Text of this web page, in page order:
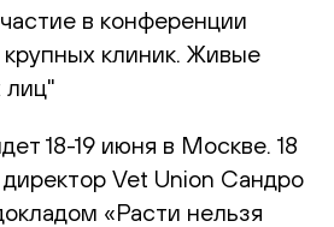
в конференции
клиник. Живые
лиц"
18-19 июня в Москве. 18
Vet Union Сандро
«Расти нельзя